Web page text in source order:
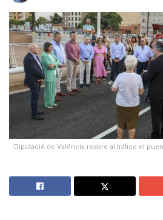
Diputació de Valéncia reabre al tráfico el